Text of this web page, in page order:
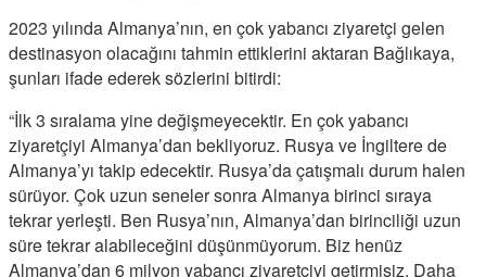
2023 yılında Almanya’nın, en çok yabancı ziyaretçi gelen
destinasyon olacağını tahmin ettiklerini aktaran Bağlıkaya,
şunları ifade ederek sözlerini bitirdi:
“İlk 3 sıralama yine değişmeyecektir. En çok yabancı
ziyaretçiyi Almanya’dan bekliyoruz. Rusya ve İngiltere de
Almanya’yı takip edecektir. Rusya’da çatışmalı durum halen
sürüyor. Çok uzun seneler sonra Almanya birinci sıraya
tekrar yerleşti. Ben Rusya’nın, Almanya’dan birinciliği uzun
süre tekrar alabileceğini düşünmüyorum. Biz henüz
Almanya’dan 6 milyon yabancı ziyaretçiyi getirmişiz. Daha